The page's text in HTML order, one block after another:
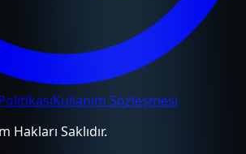
Kullanım Sözleşmesi
Hakları Saklıdır.